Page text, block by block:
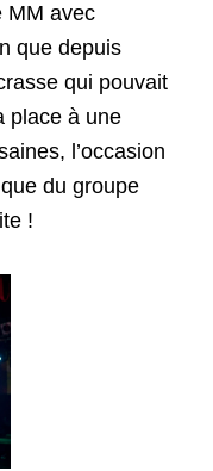
MM avec
que depuis
qui pouvait
place à une
l’occasion
du groupe
!